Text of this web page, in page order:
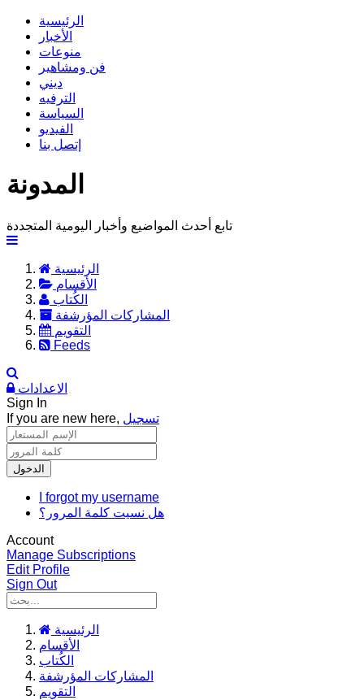
الرئيسية
الأخبار
منوعات
فن ومشاهير
ديني
الترفيه
السياسة
الفيديو
إتصل بنا
المدونة
تابع أحدث المواضيع وأخبار اليومية المتجددة
الرئيسية
الأقسام
الكُتاب
المشاركات المؤرشفة
التقويم
Feeds
الاعدادات
Sign In
If you are new here, تسجيل
الدخول
I forgot my username
هل نسيت كلمة المرور؟
Account
Manage Subscriptions
Edit Profile
Sign Out
الرئيسية
الأقسام
الكُتاب
المشاركات المؤرشفة
التقويم